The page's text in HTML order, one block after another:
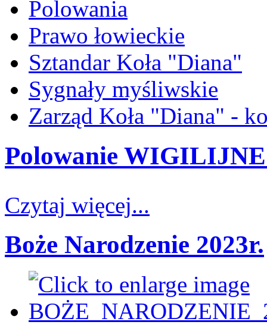
Polowania
Prawo łowieckie
Sztandar Koła "Diana"
Sygnały myśliwskie
Zarząd Koła "Diana" -
Polowanie WIGILIJNE
Czytaj więcej...
Boże Narodzenie 2023r.